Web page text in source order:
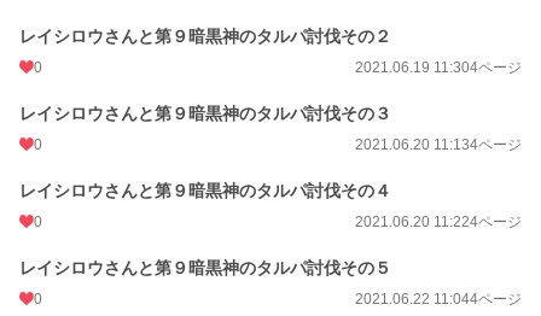
レイシロウさんと第９暗黒神のタルパ討伐その２
0 2021.06.19 11:304ページ
レイシロウさんと第９暗黒神のタルパ討伐その３
0 2021.06.20 11:134ページ
レイシロウさんと第９暗黒神のタルパ討伐その４
0 2021.06.20 11:224ページ
レイシロウさんと第９暗黒神のタルパ討伐その５
0 2021.06.22 11:044ページ